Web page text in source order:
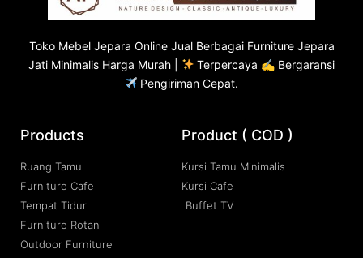
Toko Mebel Jepara Online Jual Berbagai Furniture Jepara
Jati Minimalis Harga Murah |
Terpercaya ✍ Bergaransi
Pengiriman Cepat.
Products
Ruang Tamu
Furniture Cafe
Tempat Tidur
Furniture Rotan
Outdoor Furniture
Product ( COD )
Kursi Tamu Minimalis
Kursi Cafe
Buffet TV